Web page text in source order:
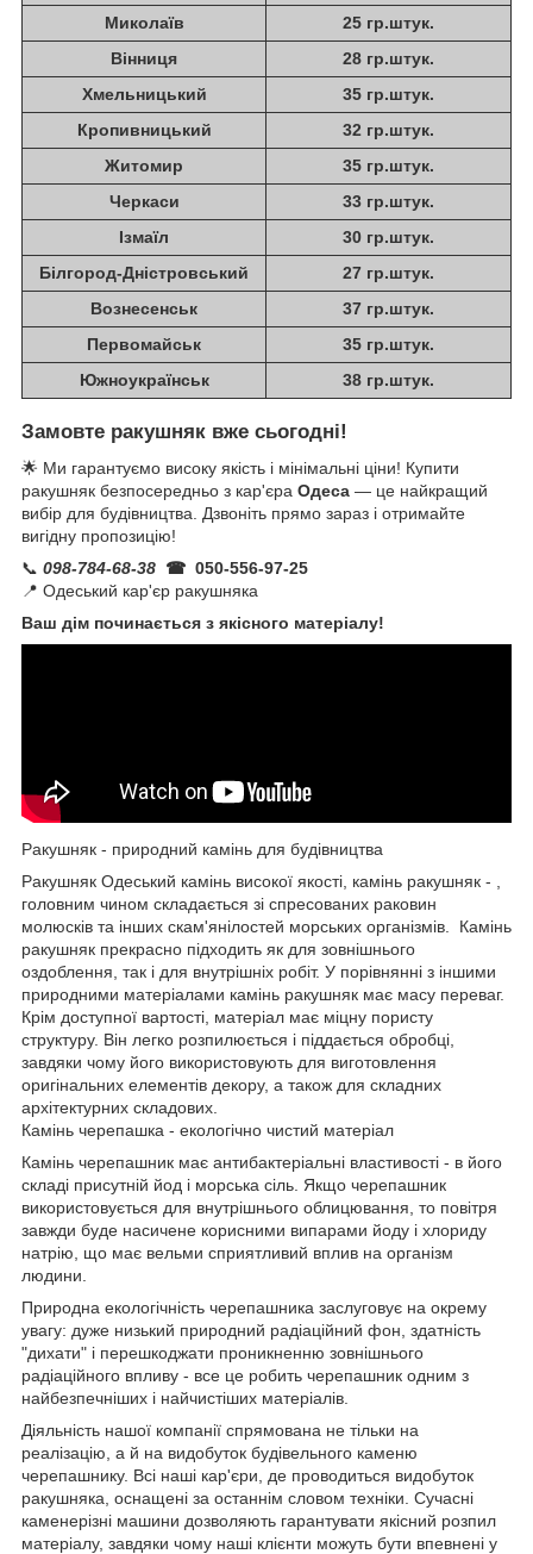
Миколаїв
25 гр.штук.
Вінниця
28 гр.штук.
Хмельницький
35 гр.штук.
Кропивницький
32 гр.штук.
Житомир
35 гр.штук.
Черкаси
33 гр.штук.
Ізмаїл
30 гр.штук.
Білгород-Дністровський
27 гр.штук.
Вознесенськ
37 гр.штук.
Первомайськ
35 гр.штук.
Южноукраїнськ
38 гр.штук.
Замовте ракушняк вже сьогодні!
🌟 Ми гарантуємо високу якість і мінімальні ціни! Купити
ракушняк безпосередньо з кар'єра Одеса — це найкращий
вибір для будівництва. Дзвоніть прямо зараз і отримайте
вигідну пропозицію!
📞 098-784-68-38 ☎ 050-556-97-25
📍 Одеський кар'єр ракушняка
Ваш дім починається з якісного матеріалу!
Ракушняк - природний камінь для будівництва
Ракушняк Одеський камінь високої якості, камінь ракушняк - ,
головним чином складається зі спресованих раковин
молюсків та інших скам'янілостей морських організмів. Камінь
ракушняк прекрасно підходить як для зовнішнього
оздоблення, так і для внутрішніх робіт. У порівнянні з іншими
природними матеріалами камінь ракушняк має масу переваг.
Крім доступної вартості, матеріал має міцну пористу
структуру. Він легко розпилюється і піддається обробці,
завдяки чому його використовують для виготовлення
оригінальних елементів декору, а також для складних
архітектурних складових.
Камінь черепашка - екологічно чистий матеріал
Камінь черепашник має антибактеріальні властивості - в його
складі присутній йод і морська сіль. Якщо черепашник
використовується для внутрішнього облицювання, то повітря
завжди буде насичене корисними випарами йоду і хлориду
натрію, що має вельми сприятливий вплив на організм
людини.
Природна екологічність черепашника заслуговує на окрему
увагу: дуже низький природний радіаційний фон, здатність
"дихати" і перешкоджати проникненню зовнішнього
радіаційного впливу - все це робить черепашник одним з
найбезпечніших і найчистіших матеріалів.
Діяльність нашої компанії спрямована не тільки на
реалізацію, а й на видобуток будівельного каменю
черепашнику. Всі наші кар'єри, де проводиться видобуток
ракушняка, оснащені за останнім словом техніки. Сучасні
каменерізні машини дозволяють гарантувати якісний розпил
матеріалу, завдяки чому наші клієнти можуть бути впевнені у